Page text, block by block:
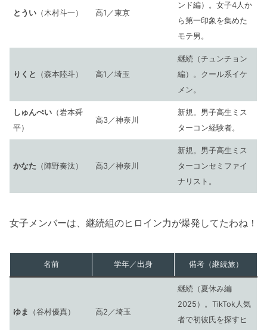
とうい （木村斗一） 高1／東京
ンド編）。女子4人か
ら第一印象を集めた
モテ男。
りくと （森本陸斗） 高1／埼玉
継続（チュンチョン
編）。クール系イケ
メン。
しゅんぺい （岩本舜
平）
高3／神奈川
新規。男子高生ミス
ターコン経験者。
かなた （陣野奏汰） 高3／神奈川
新規。男子高生ミス
ターコンセミファイ
ナリスト。
女子メンバーは、継続組のヒロイン力が爆発してたわね！
名前 学年／出身 備考（継続旅）
ゆま （谷村優真） 高2／埼玉
継続（夏休み編
2025）。TikTok人気
者で初彼氏を探すヒ